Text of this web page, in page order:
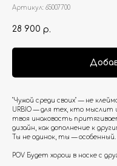
Артикул: 65007700
28 900 р.
"Чужой среди своих" — не
URBIO — для тех, кто мыслит
твоя инаковость
дизайн, как дополнение к
Ты не одинок, ты — особенный.
POV Будет хорош в носке с